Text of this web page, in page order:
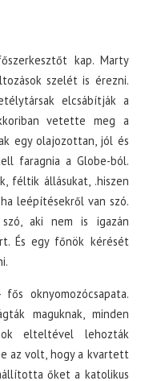
kap. Marty
szelét is érezni.
elcsábítják a
vetette meg a
egy olajozottan, jól és
faragnia a Globe-ból.
féltik állásukat, .hiszen
leépítésekről van szó.
aki nem is igazán
És egy főnök kérését
oknyomozócsapata.
maguknak, minden
elteltével lehozták
az volt, hogy a kvartett
őket a katolikus